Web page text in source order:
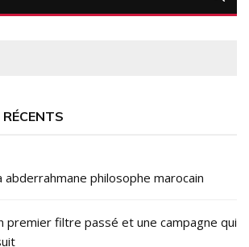
abderrahmane philosophe marocain
premier filtre passé et une campagne qui